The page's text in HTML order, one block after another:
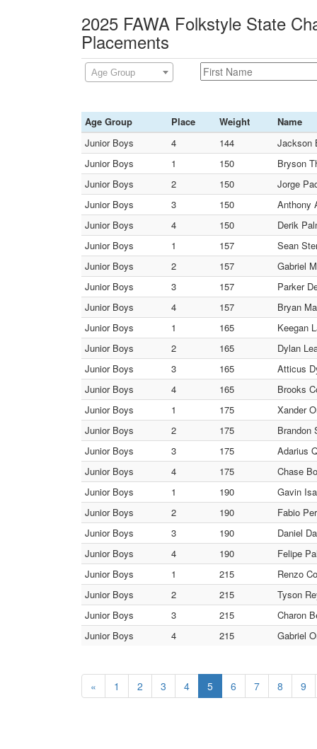
2025 FAWA Folkstyle State
Placements
Age Group
Age Group Place Weight
Name
Junior Boys
4 144
Jackson
Junior Boys
1 150
Bryson
Junior Boys
2 150
Jorge
Junior Boys
3 150
Anthony
Junior Boys
4 150
Derik
Junior Boys
1 157
Sean
Junior Boys
2 157
Gabriel
Junior Boys
3 157
Parker
Junior Boys
4 157
Bryan
Junior Boys
1 165
Keegan
Junior Boys
2 165
Dylan
Junior Boys
3 165
Atticus
Junior Boys
4 165
Brooks
Junior Boys
1 175
Xander
Junior Boys
2 175
Brandon
Junior Boys
3 175
Adarius
Junior Boys
4 175
Chase
Junior Boys
1 190
Gavin
Junior Boys
2 190
Fabio
Junior Boys
3 190
Daniel
Junior Boys
4 190
Felipe
Junior Boys
1 215
Renzo
Junior Boys
2 215
Tyson
Junior Boys
3 215
Charon
Junior Boys
4 215 Gabriel
« 1 2 3 4 5 6 7 8 9